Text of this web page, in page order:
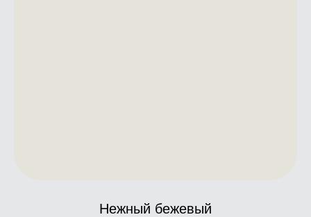
Нежный бежевый